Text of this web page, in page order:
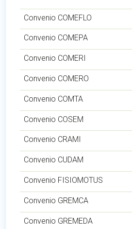
Convenio COMEFLO
Convenio COMEPA
Convenio COMERI
Convenio COMERO
Convenio COMTA
Convenio COSEM
Convenio CRAMI
Convenio CUDAM
Convenio FISIOMOTUS
Convenio GREMCA
Convenio GREMEDA